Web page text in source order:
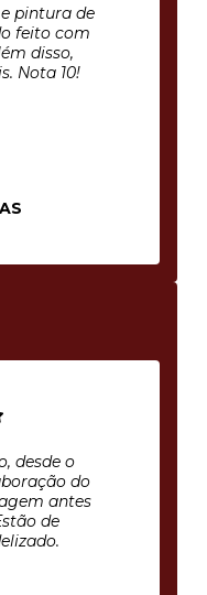
pintura de
feito com
disso,
Nota 10!
desde o
do
antes
de